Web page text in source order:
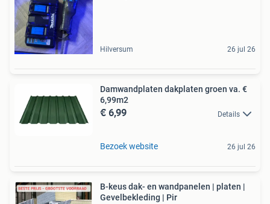
Hilversum 26 jul 26
Damwandplaten dakplaten groen va. €
6,99m2
€ 6,99 Details
Bezoek website 26 jul 26
B-keus dak- en wandpanelen | platen |
Gevelbekleding | Pir